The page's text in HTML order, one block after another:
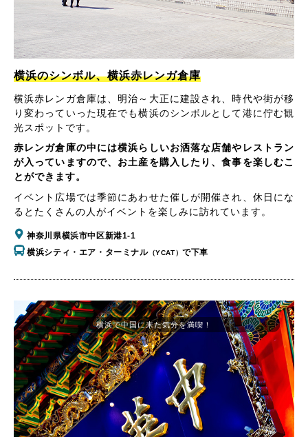
横浜のシンボル、横浜赤レンガ倉庫
横浜赤レンガ倉庫は、明治～大正に建設され、時代や街が移
り変わっていった現在でも横浜のシンボルとして港に佇む観
光スポットです。
赤レンガ倉庫の中には横浜らしいお洒落な店舗やレストラン
が入っていますので、お土産を購入したり、食事を楽しむこ
とができます。
イベント広場では季節にあわせた催しが開催され、休日にな
るとたくさんの人がイベントを楽しみに訪れています。
神奈川県横浜市中区新港1-1
横浜シティ・エア・ターミナル（YCAT）で下車
横浜で中国に来た気分を満喫！